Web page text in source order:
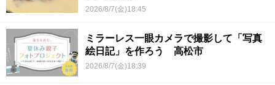
2026/8/7(金)18:45
ミラーレス一眼カメラで撮影して「写真
絵日記」を作ろう 高松市
2026/8/7(金)18:39